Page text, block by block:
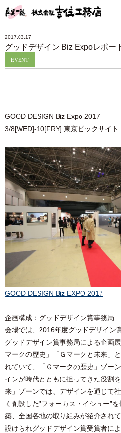
2017.03.17
グッドデザイン Biz Expoレポー
EVENT
GOOD DESIGN Biz Expo 2017
3/8[WED]-10[FRY] 東京ビックサイト
GOOD DESIGN Biz EXPO 2017
企画構成：グッドデザイン賞事務局
会場では、2016年度グッドデザイン
グッドデザイン賞事務局による企画
マークの歴史」「Ｇマークと未来」
れていて、「Ｇマークの歴史」ゾー
インが時代とともに担ってきた役割
来」ゾーンでは、デザインを通じて
く創設した”フォーカス・イシュー”
築、全国各地の取り組みが紹介され
設けられグッドデザイン賞受賞者に